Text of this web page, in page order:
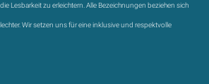
Lesbarkeit zu erleichtern. Alle Bezeichnungen beziehen sich
Wir setzen uns für eine inklusive und respektvolle